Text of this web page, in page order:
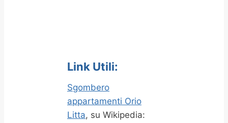
Link Utili:
Sgombero
appartamenti Orio
Litta, su Wikipedia: